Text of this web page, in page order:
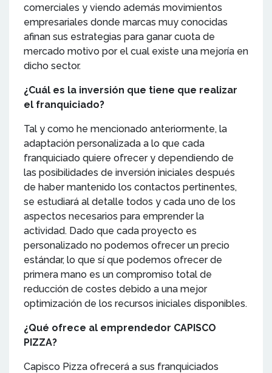
comerciales y viendo además movimientos
empresariales donde marcas muy conocidas
afinan sus estrategias para ganar cuota de
mercado motivo por el cual existe una mejoría en
dicho sector.
¿Cuál es la inversión que tiene que realizar
el franquiciado?
Tal y como he mencionado anteriormente, la
adaptación personalizada a lo que cada
franquiciado quiere ofrecer y dependiendo de
las posibilidades de inversión iniciales después
de haber mantenido los contactos pertinentes,
se estudiará al detalle todos y cada uno de los
aspectos necesarios para emprender la
actividad. Dado que cada proyecto es
personalizado no podemos ofrecer un precio
estándar, lo que sí que podemos ofrecer de
primera mano es un compromiso total de
reducción de costes debido a una mejor
optimización de los recursos iniciales disponibles.
¿Qué ofrece al emprendedor CAPISCO
PIZZA?
Capisco Pizza ofrecerá a sus franquiciados